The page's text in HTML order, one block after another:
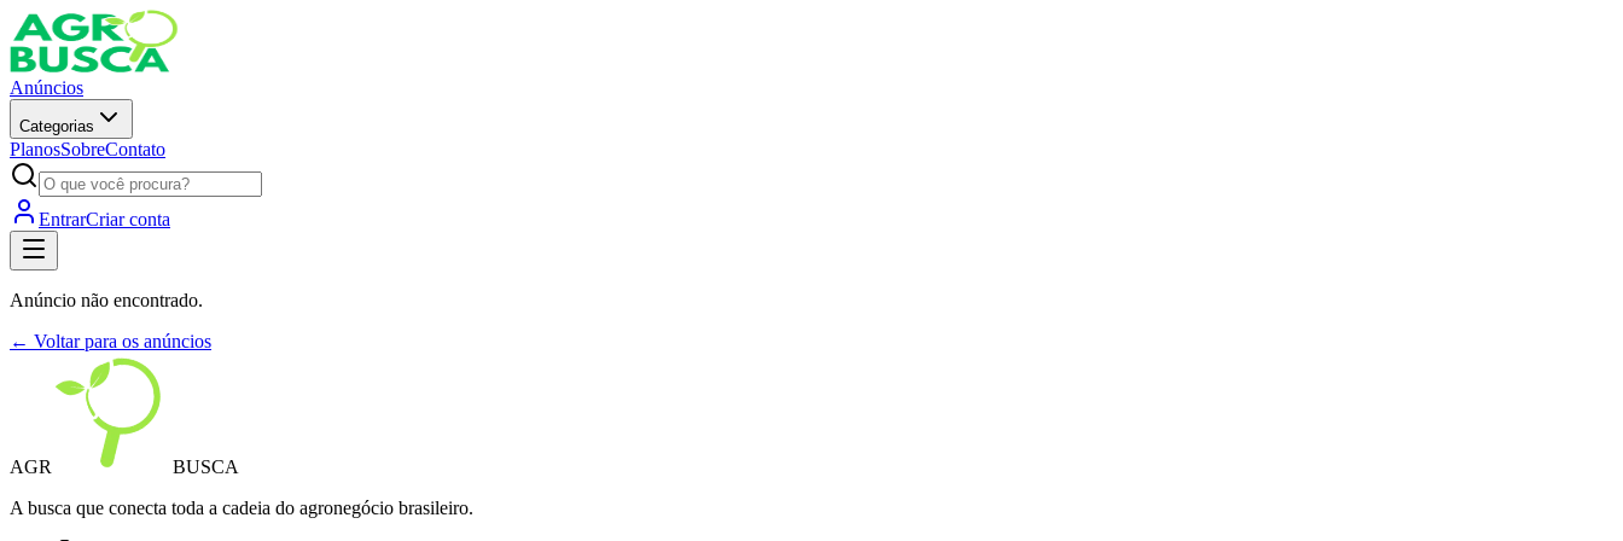
Anúncios
Categorias
PlanosSobreContato
EntrarCriar conta
Anúncio não encontrado.
← Voltar para os anúncios
AGR
BUSCA
A busca que conecta toda a cadeia do agronegócio brasileiro.